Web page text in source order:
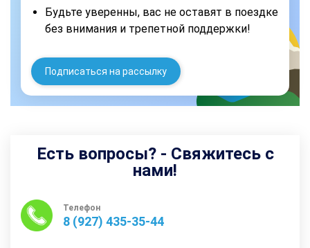
Будьте уверенны, вас не оставят в поездке
без внимания и трепетной поддержки!
Подписаться на рассылку
Есть вопросы? - Свяжитесь с
нами!
Телефон
8 (927) 435-35-44